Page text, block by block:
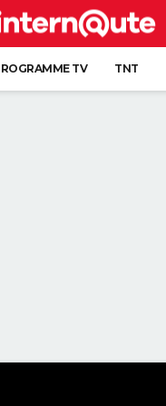
TV TNT